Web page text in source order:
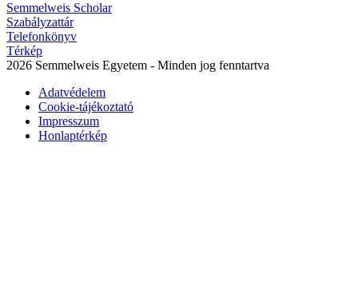
Semmelweis Scholar
Szabályzattár
Telefonkönyv
Térkép
2026 Semmelweis Egyetem - Minden jog fenntartva
Adatvédelem
Cookie-tájékoztató
Impresszum
Honlaptérkép